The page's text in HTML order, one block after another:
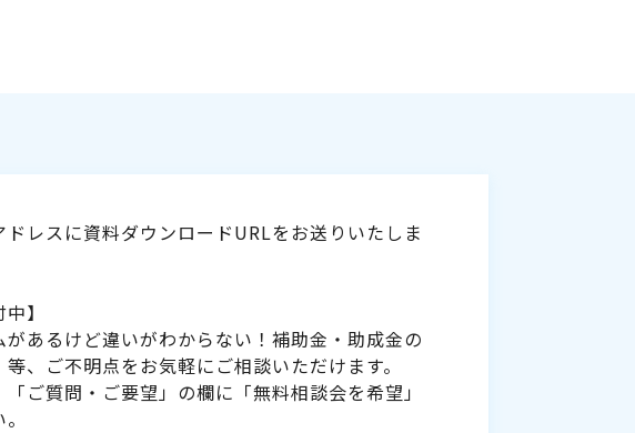
ドレスに資料ダウンロードURLをお送りいたしま
】
があるけど違いがわからない！補助金・助成金の
、ご不明点をお気軽にご相談いただけます。
ご質問・ご要望」の欄に「無料相談会を希望」